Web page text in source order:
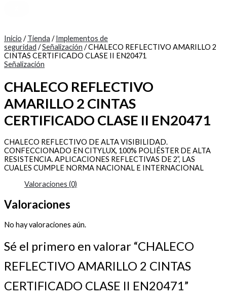
Inicio /Tienda /Implementos de
seguridad /Señalización / CHALECO REFLECTIVO AMARILLO 2
CINTAS CERTIFICADO CLASE II EN20471
Señalización
CHALECO REFLECTIVO
AMARILLO 2 CINTAS
CERTIFICADO CLASE II EN20471
CHALECO REFLECTIVO DE ALTA VISIBILIDAD.
CONFECCIONADO EN CITYLUX, 100% POLIÉSTER DE ALTA
RESISTENCIA. APLICACIONES REFLECTIVAS DE 2”, LAS
CUALES CUMPLE NORMA NACIONAL E INTERNACIONAL
Valoraciones (0)
Valoraciones
No hay valoraciones aún.
Sé el primero en valorar “CHALECO
REFLECTIVO AMARILLO 2 CINTAS
CERTIFICADO CLASE II EN20471”